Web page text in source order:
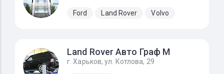
Ford Land Rover Volvo
Land Rover Авто Граф М
г. Харьков, ул. Котлова, 29